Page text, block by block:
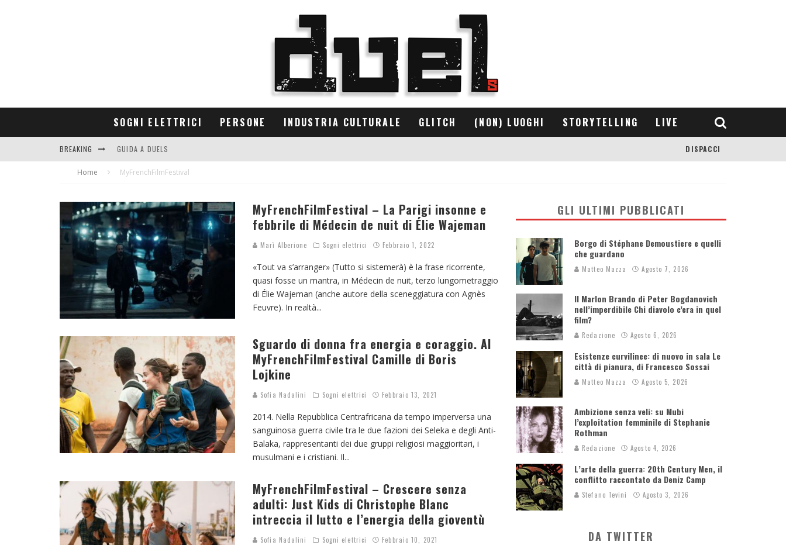
SOGNI ELETTRICI PERSONE INDUSTRIA CULTURALE GLITCH (NON) LUOGHI STORYTELLING LIVE
BREAKING GUIDA A DUELS
CONTRIBUTORS
DISPACCI
Home MyFrenchFilmFestival
MyFrenchFilmFestival – La Parigi insonne e
febbrile di Médecin de nuit di Élie Wajeman
Marì Alberione Sogni elettrici Febbraio 1, 2022
«Tout va s’arranger» (Tutto si sistemerà) è la frase ricorrente,
quasi fosse un mantra, in Médecin de nuit, terzo lungometraggio
di Élie Wajeman (anche autore della sceneggiatura con Agnès
Feuvre). In realtà...
Sguardo di donna fra energia e coraggio. Al
MyFrenchFilmFestival Camille di Boris
Lojkine
Sofia Nadalini Sogni elettrici Febbraio 13, 2021
2014. Nella Repubblica Centrafricana da tempo imperversa una
sanguinosa guerra civile tra le due fazioni dei Seleka e degli Anti-
Balaka, rappresentanti dei due gruppi religiosi maggioritari, i
musulmani e i cristiani. Il...
MyFrenchFilmFestival – Crescere senza
adulti: Just Kids di Christophe Blanc
intreccia il lutto e l’energia della gioventù
Sofia Nadalini Sogni elettrici Febbraio 10, 2021
GLI ULTIMI PUBBLICATI
Borgo di Stéphane Demoustiere e quelli
che guardano
Matteo Mazza Agosto 7, 2026
Il Marlon Brando di Peter Bogdanovich
nell’imperdibile Chi diavolo c’era in quel
film?
Redazione Agosto 6, 2026
Esistenze curvilinee: di nuovo in sala Le
città di pianura, di Francesco Sossai
Matteo Mazza Agosto 5, 2026
Ambizione senza veli: su Mubi
l’exploitation femminile di Stephanie
Rothman
Redazione Agosto 4, 2026
L’arte della guerra: 20th Century Men, il
conflitto raccontato da Deniz Camp
Stefano Tevini Agosto 3, 2026
DA TWITTER